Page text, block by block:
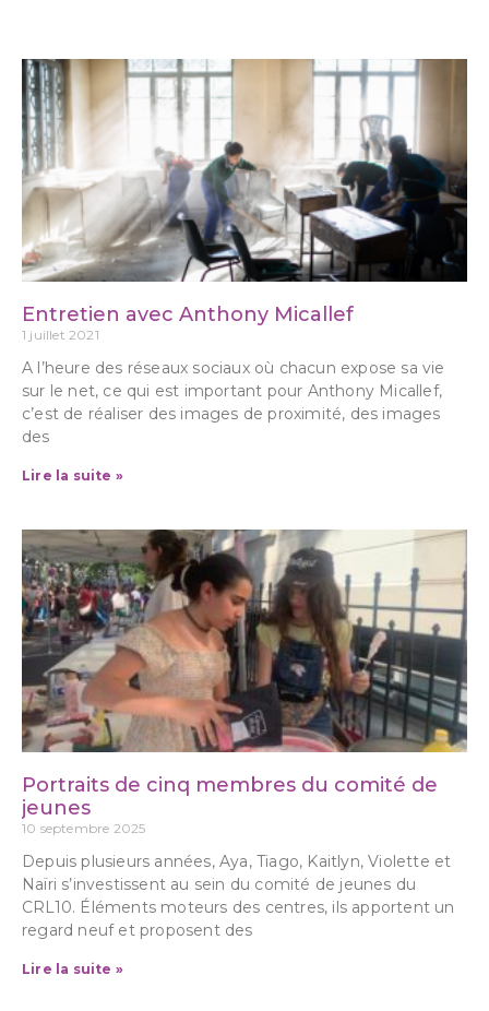
Entretien avec Anthony Micallef
1 juillet 2021
A l’heure des réseaux sociaux où chacun expose sa vie
sur le net, ce qui est important pour Anthony Micallef,
c’est de réaliser des images de proximité, des images
des
Lire la suite »
Portraits de cinq membres du comité de
jeunes
10 septembre 2025
Depuis plusieurs années, Aya, Tiago, Kaitlyn, Violette et
Naïri s’investissent au sein du comité de jeunes du
CRL10. Éléments moteurs des centres, ils apportent un
regard neuf et proposent des
Lire la suite »